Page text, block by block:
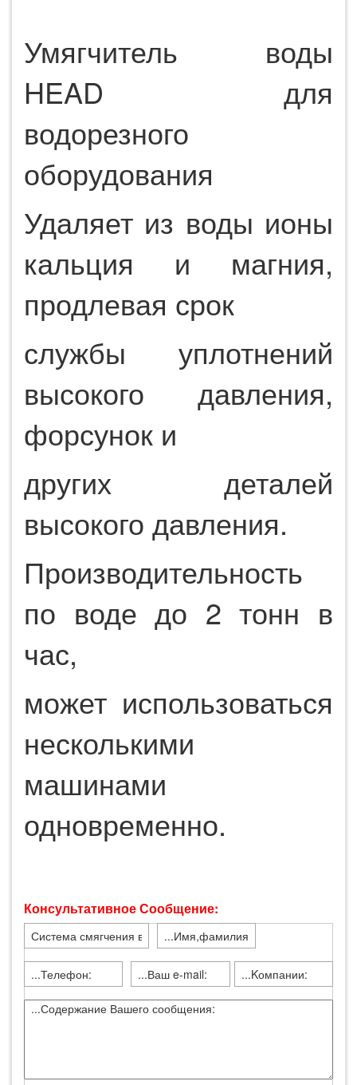
Умягчитель воды
HEAD для
водорезного
оборудования
Удаляет из воды ионы
кальция и магния,
продлевая срок
службы уплотнений
высокого давления,
форсунок и
других деталей
высокого давления.
Производительность
по воде до 2 тонн в
час,
может использоваться
несколькими
машинами
одновременно.
Консультативное Сообщение: